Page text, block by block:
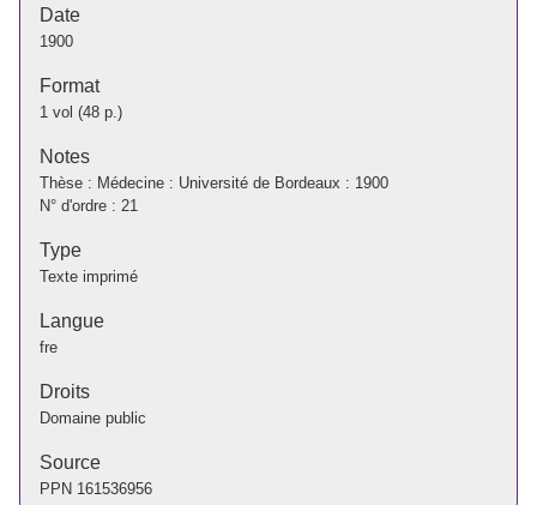
Date
1900
Format
1 vol (48 p.)
Notes
Thèse : Médecine : Université de Bordeaux : 1900
N° d'ordre : 21
Type
Texte imprimé
Langue
fre
Droits
Domaine public
Source
PPN 161536956